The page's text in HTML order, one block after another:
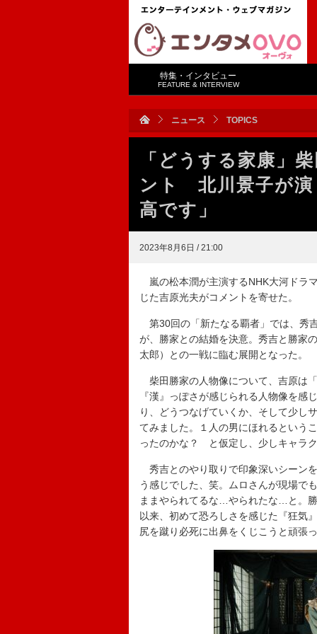
特集・インタビュー
FEATURE & INTERVIEW
ニュース TOPICS
「どうする家康」
ント 北川景子が演
高です」
2023年8月6日 / 21:00
嵐の松本潤が主演するNHK大河ドラ
じた吉原光夫がコメントを寄せた。
第30回の「新たなる覇者」では、秀
が、勝家との結婚を決意。秀吉と勝家
太郎）との一戦に臨む展開となった。
柴田勝家の人物像について、吉原は
『漢』っぽさが感じられる人物像を
り、どうつなげていくか、そして少し
てみました。１人の男にほれるという
ったのかな？ と仮定し、少しキャラ
秀吉とのやり取りで印象深いシーン
う感じでした、笑。ムロさんが現場で
ままやられてるな…やられたな…と。
以来、初めて恐ろしさを感じた『狂気
尻を蹴り必死に出鼻をくじこうと頑張